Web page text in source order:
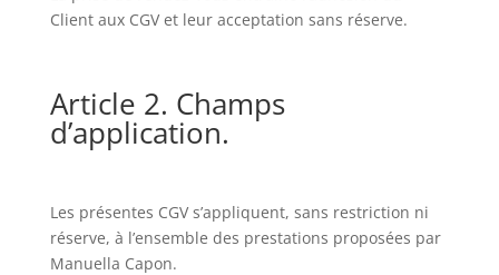
Client aux CGV et leur acceptation sans réserve.
Article 2. Champs
d’application.
Les présentes CGV s’appliquent, sans restriction ni
réserve, à l’ensemble des prestations proposées par
Manuella Capon.